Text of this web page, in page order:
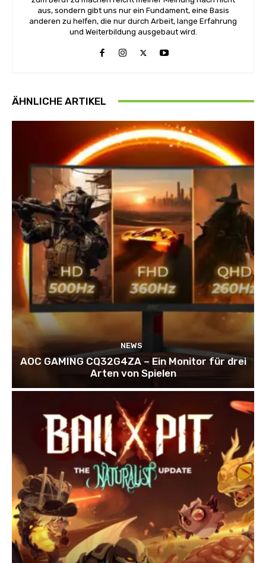
aus, sondern gibt uns nur ein Fundament, eine Basis
anderen zu helfen, die nur durch Arbeit, lange Erfahrung
und Weiterbildung ausgebaut wird.
ÄHNLICHE ARTIKEL
NEWS
AOC GAMING CQ32G4ZA – Ein Monitor für drei
Arten von Spielen